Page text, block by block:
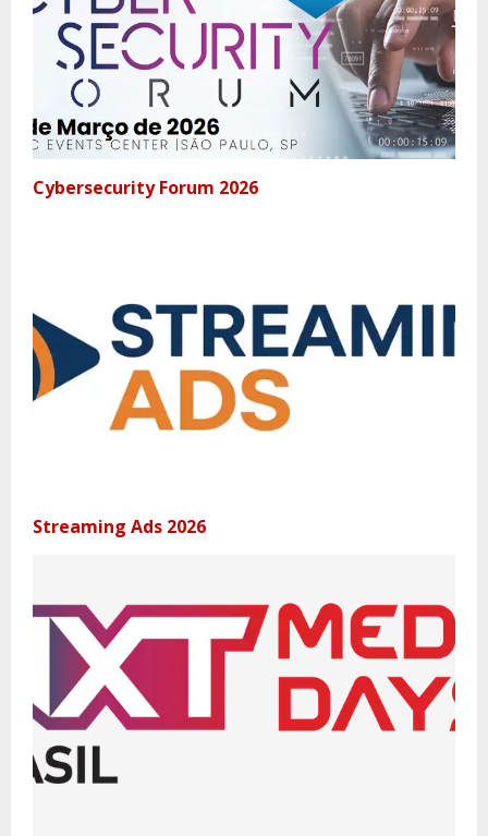
Cybersecurity Forum 2026
Streaming Ads 2026